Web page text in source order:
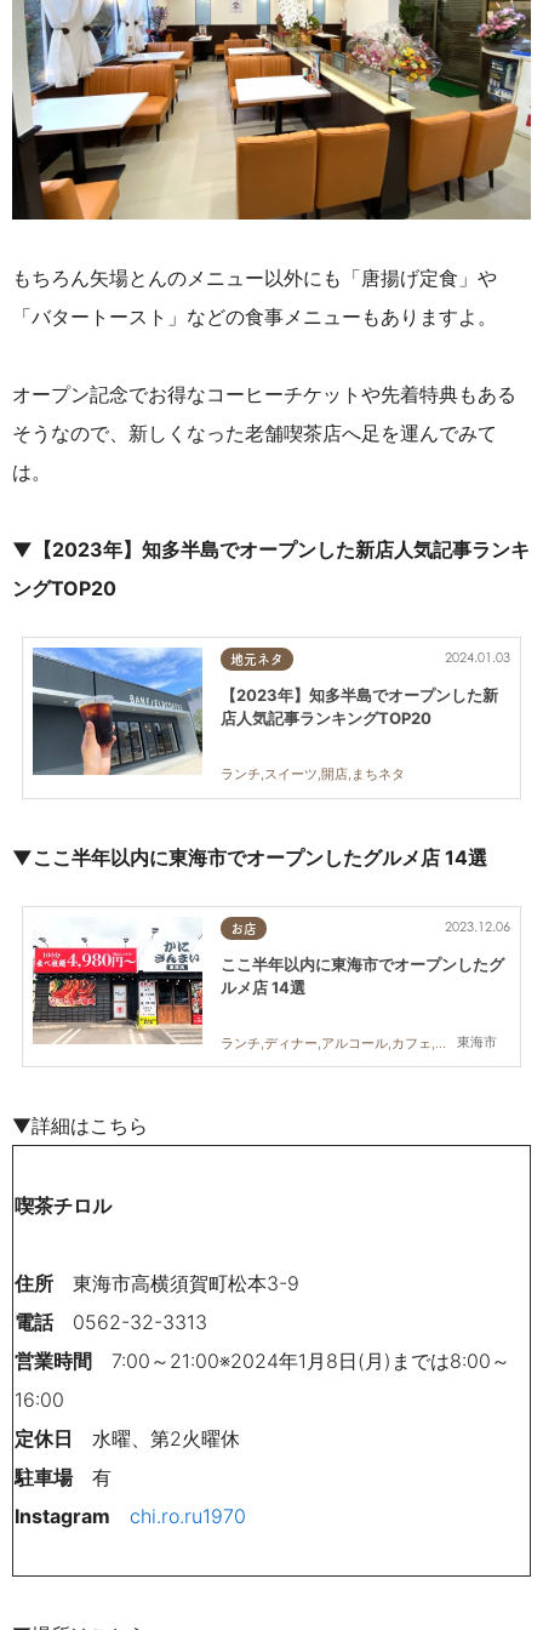
もちろん矢場とんのメニュー以外にも「唐揚げ定食」や
「バタートースト」などの食事メニューもありますよ。
オープン記念でお得なコーヒーチケットや先着特典もある
そうなので、新しくなった老舗喫茶店へ足を運んでみて
は。
▼ 【2023年】知多半島でオープンした新店人気記事ランキ
ングTOP20
地元ネタ 2024.01.03
【2023年】知多半島でオープンした新
店人気記事ランキングTOP20
ランチ,スイーツ,開店,まちネタ
▼ここ半年以内に東海市でオープンしたグルメ店 14選
お店
東海市
2023.12.06
ここ半年以内に東海市でオープンしたグ
ルメ店 14選
ランチ,ディナー,アルコール,カフェ,開店
▼詳細はこちら
喫茶チロル
住所 東海市高横須賀町松本3-9
電話0562-32-3313
営業時間 7:00～21:00※2024年1月8日(月)までは8:00～
16:00
定休日 水曜、第2火曜休
駐車場有
Instagram
chi.ro.ru1970